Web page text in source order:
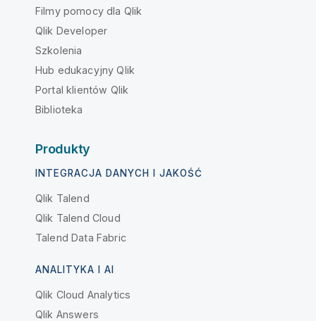
Filmy pomocy dla Qlik
Qlik Developer
Szkolenia
Hub edukacyjny Qlik
Portal klientów Qlik
Biblioteka
Produkty
INTEGRACJA DANYCH I JAKOŚĆ
Qlik Talend
Qlik Talend Cloud
Talend Data Fabric
ANALITYKA I AI
Qlik Cloud Analytics
Qlik Answers